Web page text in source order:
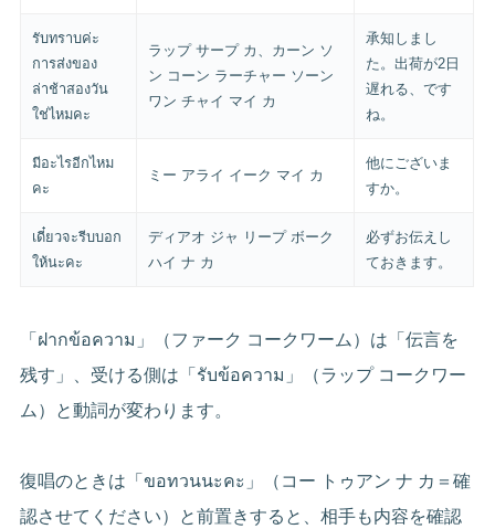
รับทราบค่ะ
การส่งของ
ล่าช้าสองวัน
ใช่ไหมคะ
ラップ サープ カ、カーン ソ
ン コーン ラーチャー ソーン
ワン チャイ マイ カ
承知しまし
た。出荷が2日
遅れる、です
ね。
มีอะไรอีกไหม
คะ
ミー アライ イーク マイ カ
他にございま
すか。
เดี๋ยวจะรีบบอก
ให้นะคะ
ディアオ ジャ リープ ボーク
ハイ ナ カ
必ずお伝えし
ておきます。
「ฝากข้อความ」（ファーク コークワーム）は「伝言を
残す」、受ける側は「รับข้อความ」（ラップ コークワー
ム）と動詞が変わります。
復唱のときは「ขอทวนนะคะ」（コー トゥアン ナ カ＝確
認させてください）と前置きすると、相手も内容を確認